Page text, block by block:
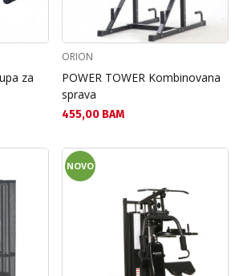
za
ORION
POWER TOWER Kombinovana
sprava
Текуща цена:
455,00 BAM
NOVO